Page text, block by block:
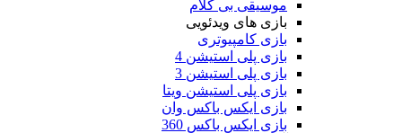
موسیقی بی کلام
بازی های ویدئویی
بازی کامپیوتری
بازی پلی استیشن 4
بازی پلی استیشن 3
بازی پلی استیشن ویتا
بازی ایکس باکس وان
بازی ایکس باکس 360